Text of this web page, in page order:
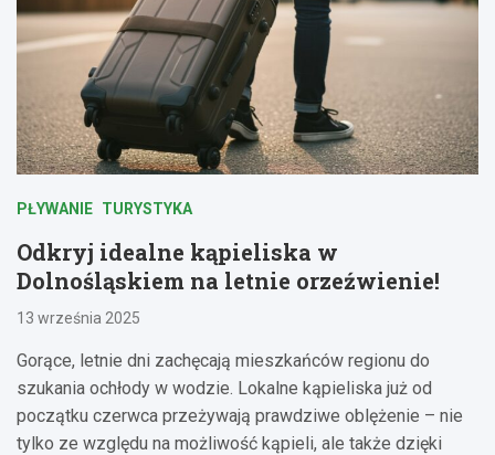
PŁYWANIE TURYSTYKA
Odkryj idealne kąpieliska w
Dolnośląskiem na letnie orzeźwienie!
13 września 2025
Gorące, letnie dni zachęcają mieszkańców regionu do
szukania ochłody w wodzie. Lokalne kąpieliska już od
początku czerwca przeżywają prawdziwe oblężenie – nie
tylko ze względu na możliwość kąpieli, ale także dzięki